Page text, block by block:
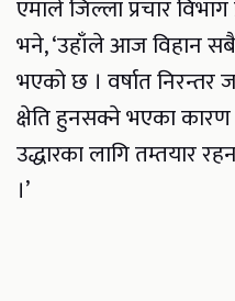
एमाले जिल्ला प्रचार
भने, ‘उहाँले आज विहान
भएको छ । वर्षात
क्षेति हुनसक्ने भएका कारण
उद्धारका लागि तम्तयार
।’